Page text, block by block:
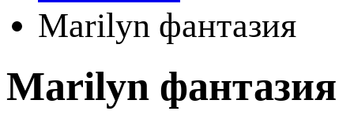
Marilyn фантазия
Marilyn фантазия